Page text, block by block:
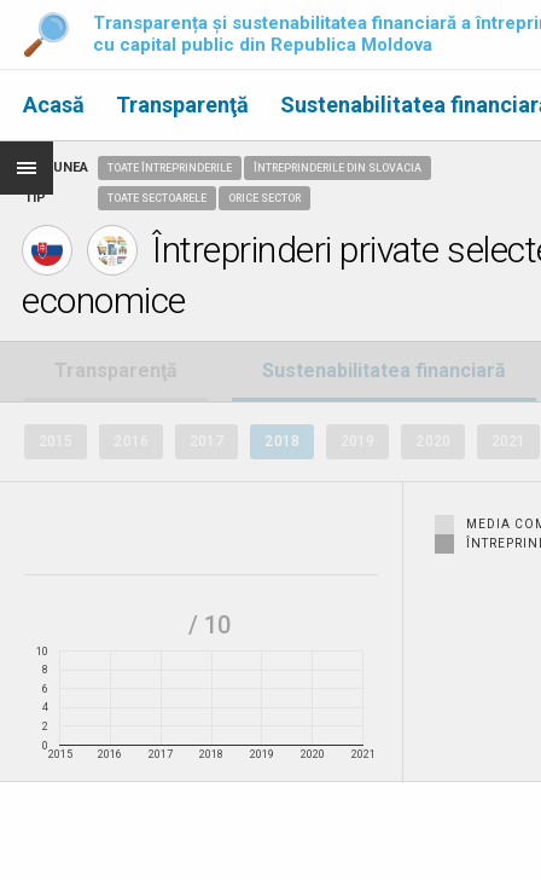
Transparența și sustenabilitatea financiară a
cu capital public din Republica Moldova
Acasă Transparenţă Sustenabilitatea
REGIUNEA
TIP
TOATE ÎNTREPRINDERILE ÎNTREPRINDERILE DIN SLOVACIA
TOATE SECTOARELE ORICE SECTOR
Întreprinderi private
economice
Transparenţă Sustenabilitatea financiară
2018
/ 10
2015 2016 2017 2018 2019 2020 2021
0
2
4
6
8
10
MEDIA